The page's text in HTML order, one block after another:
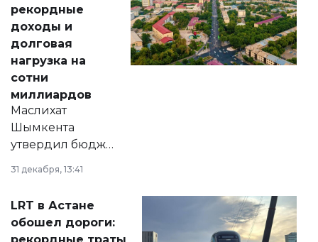
рекордные
доходы и
долговая
нагрузка на
сотни
миллиардов
Маслихат
Шымкента
утвердил бюджет
города на 2026–
2028 годы.
документ
появился в базе
31 декабря, 13:41
LRT в Астане
обошел дороги: